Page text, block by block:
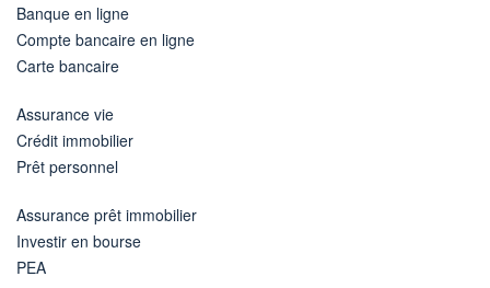
Banque en ligne
Compte bancaire en ligne
Carte bancaire
Assurance vie
Crédit immobilier
Prêt personnel
Assurance prêt immobilier
Investir en bourse
PEA